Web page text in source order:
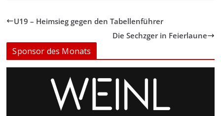
U19 – Heimsieg gegen den Tabellenführer
Die Sechzger in Feierlaune
Sponsor des Monats